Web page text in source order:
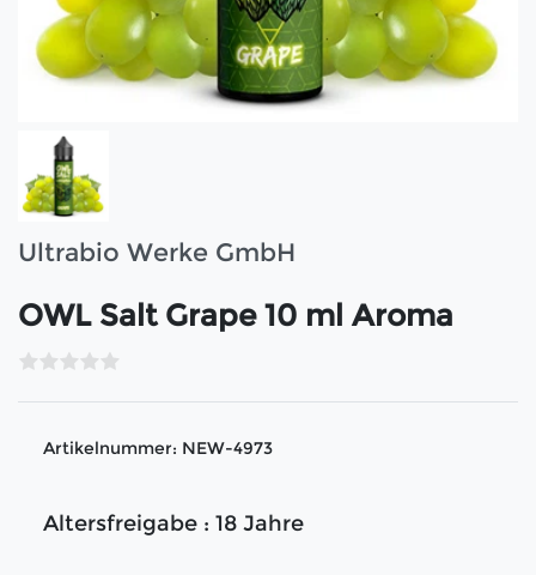
Ultrabio Werke GmbH
OWL Salt Grape 10 ml Aroma
Artikelnummer: NEW-4973
Altersfreigabe : 18 Jahre